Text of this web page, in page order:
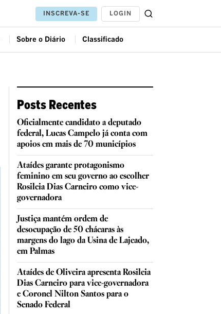
INSCREVA-SE LOGIN
Sobre o Diário Classificado
Posts Recentes
Oficialmente candidato a deputado
federal, Lucas Campelo já conta com
apoios em mais de 70 municípios
Ataídes garante protagonismo
feminino em seu governo ao escolher
Rosileia Dias Carneiro como vice-
governadora
Justiça mantém ordem de
desocupação de 50 chácaras às
margens do lago da Usina de Lajeado,
em Palmas
Ataídes de Oliveira apresenta Rosileia
Dias Carneiro para vice-governadora
e Coronel Nilton Santos para o
Senado Federal